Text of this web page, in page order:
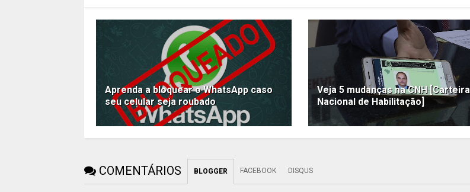
Aprenda a bloquear o WhatsApp caso
seu celular seja roubado
Veja 5 mudanças na CNH [Carteira
Nacional de Habilitação]
COMENTÁRIOS BLOGGER FACEBOOK DISQUS